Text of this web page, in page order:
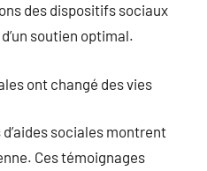
des dispositifs sociaux
soutien optimal.
ont changé des vies
sociales montrent
Ces témoignages